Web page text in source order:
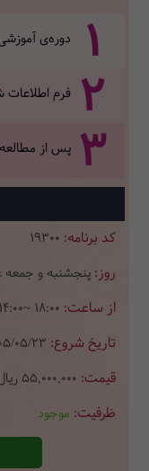
1 دوره‌ی
2 فرم
3 پس از
19300
پنجشنبه و جمعه
14:00~ 18:00
05/23
55,000,000
موجود